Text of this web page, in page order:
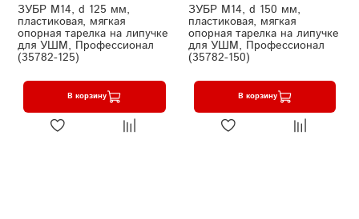
ЗУБР М14, d 125 мм,
пластиковая, мягкая
опорная тарелка на липучке
для УШМ, Профессионал
(35782-125)
В корзину
ЗУБР М14, d 150 мм,
пластиковая, мягкая
опорная тарелка на липучке
для УШМ, Профессионал
(35782-150)
В корзину